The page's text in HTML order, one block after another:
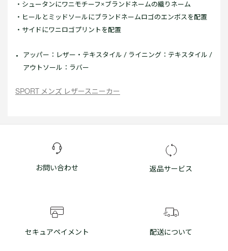
・シュータンにワニモチーフ×ブランドネームの織りネーム
・ヒールとミッドソールにブランドネームロゴのエンボスを配置
・サイドにワニロゴプリントを配置
アッパー：レザー・テキスタイル / ライニング：テキスタイル /
アウトソール：ラバー
SPORT メンズ レザースニーカー
お問い合わせ 返品サービス
セキュアペイメント 配送について